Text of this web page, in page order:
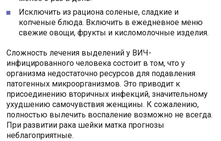
Исключить из рациона соленые, сладкие и
копченые блюда. Включить в ежедневное меню
свежие овощи, фрукты и кисломолочные изделия.
Сложность лечения выделений у ВИЧ-
инфицированного человека состоит в том, что у
организма недостаточно ресурсов для подавления
патогенных микроорганизмов. Это приводит к
присоединению вторичных инфекций, значительному
ухудшению самочувствия женщины. К сожалению,
полностью вылечить воспаление возможно не всегда.
При развитии рака шейки матка прогнозы
неблагоприятные.